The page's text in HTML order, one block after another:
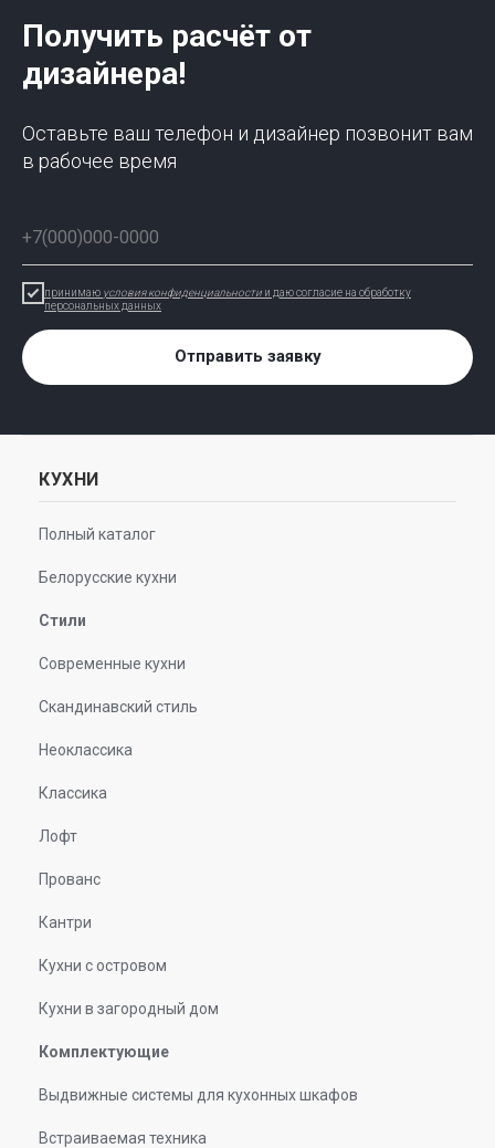
Получить расчёт от
дизайнера!
Оставьте ваш телефон и дизайнер позвонит вам
в рабочее время
принимаю условия конфиденциальности и даю согласие на обработку
персональных данных
Отправить заявку
КУХНИ
Полный каталог
Белорусские кухни
Стили
Современные кухни
Скандинавский стиль
Неоклассика
Классика
Лофт
Прованс
Кантри
Кухни с островом
Кухни в загородный дом
Комплектующие
Выдвижные системы для кухонных шкафов
Встраиваемая техника